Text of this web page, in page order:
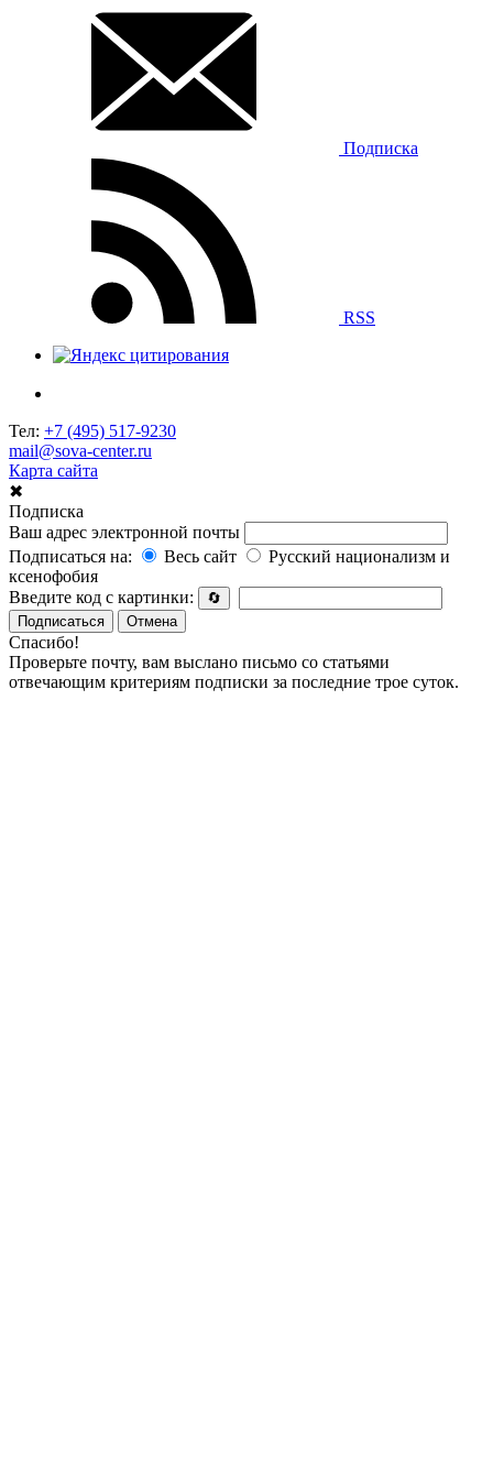
Подписка
RSS
Тел: +7 (495) 517-9230
mail@sova-center.ru
Карта сайта
✖
Подписка
Ваш адрес электронной почты
Подписаться на:
Весь сайт
Русский национализм и
ксенофобия
Введите код с картинки:
🔄
Подписаться
Отмена
Спасибо!
Проверьте почту, вам выслано письмо со статьями
отвечающим критериям подписки за последние трое суток.